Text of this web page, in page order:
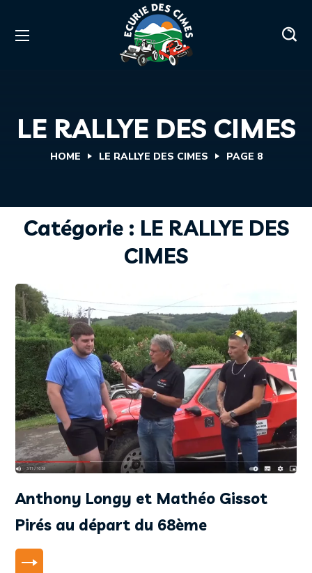
LE RALLYE DES CIMES
HOME LE RALLYE DES CIMES PAGE 8
Catégorie : LE RALLYE DES
CIMES
Anthony Longy et Mathéo Gissot
Pirés au départ du 68ème